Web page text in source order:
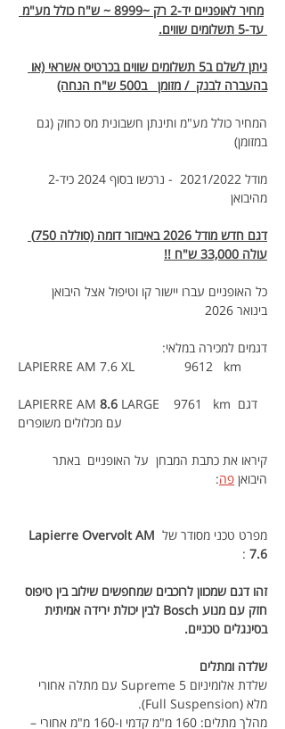
מחיר לאופניים יד-2 רק ~8999 ~ ש"ח כולל מע"מ
עד-5 תשלומים שווים.
ניתן לשלם ב5 תשלומים שווים בכרטיס אשראי (או
בהעברה לבנק  / מזומן   ב500 ש"ח הנחה)
המחיר כולל מע"מ ותינתן חשבונית מס כחוק (גם
במזומן)
מהיבואן
דגם חדש מודל 2026 באיבזור דומה (סוללה 750)
עולה 33,000 ש"ח !!
כל האופניים עברו יישור קו וטיפול אצל היבואן
בינואר 2026
דגמים למכירה במלאי:
LAPIERRE AM 7.6 XL              9612   km
LAPIERRE AM 8.6 LARGE    9761   km דגם
עם מכלולים משופרים
קיראו את כתבת המבחן  על האופניים  באתר
היבואן פה:
מפרט טכני מסודר של Lapierre Overvolt AM
7.6
:
זהו דגם שמכוון לרוכבים שמחפשים שילוב בין טיפוס
חזק עם מנוע Bosch לבין יכולת ירידה אמיתית
בסינגלים טכניים.
שלדה ומתלים
שלדת אלומיניום Supreme 5 עם מתלה אחורי
מלא (Full Suspension).
מהלך מתלים: 160 מ"מ קדמי ו-160 מ"מ אחורי –